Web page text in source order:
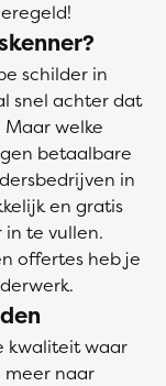
schilder in
snel achter dat
welke
betaalbare
in
en gratis
te vullen.
offertes heb je
kwaliteit waar
meer naar